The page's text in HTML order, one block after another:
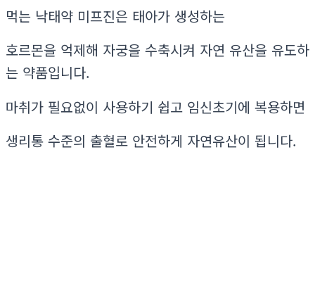
먹는 낙태약 미프진은 태아가 생성하는
호르몬을 억제해 자궁을 수축시켜 자연 유산을 유도하
는 약품입니다.
마취가 필요없이 사용하기 쉽고 임신초기에 복용하면
생리통 수준의 출혈로 안전하게 자연유산이 됩니다.